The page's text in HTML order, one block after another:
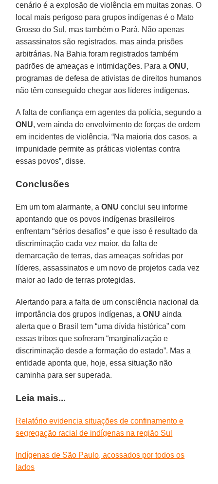
cenário é a explosão de violência em muitas zonas. O
local mais perigoso para grupos indígenas é o Mato
Grosso do Sul, mas também o Pará. Não apenas
assassinatos são registrados, mas ainda prisões
arbitrárias. Na Bahia foram registrados também
padrões de ameaças e intimidações. Para aONU,
programas de defesa de ativistas de direitos humanos
não têm conseguido chegar aos líderes indígenas.
A falta de confiança em agentes da polícia, segundo a
ONU, vem ainda do envolvimento de forças de ordem
em incidentes de violência. “Na maioria dos casos, a
impunidade permite as práticas violentas contra
essas povos”, disse.
Conclusões
Em um tom alarmante, aONU conclui seu informe
apontando que os povos indígenas brasileiros
enfrentam “sérios desafios” e que isso é resultado da
discriminação cada vez maior, da falta de
demarcação de terras, das ameaças sofridas por
líderes, assassinatos e um novo de projetos cada vez
maior ao lado de terras protegidas.
Alertando para a falta de um consciência nacional da
importância dos grupos indígenas, aONU ainda
alerta que o Brasil tem “uma dívida histórica” com
essas tribos que sofreram “marginalização e
discriminação desde a formação do estado”. Mas a
entidade aponta que, hoje, essa situação não
caminha para ser superada.
Leia mais...
Relatório evidencia situações de confinamento e
segregação racial de indígenas na região Sul
Indígenas de São Paulo, acossados por todos os
lados